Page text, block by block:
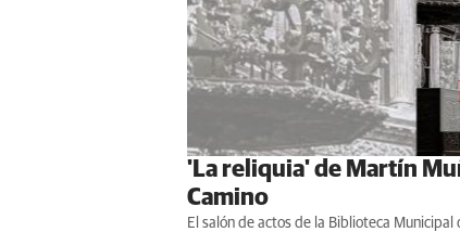
'La reliquia' de Martín
Camino
El salón de actos de la Biblioteca